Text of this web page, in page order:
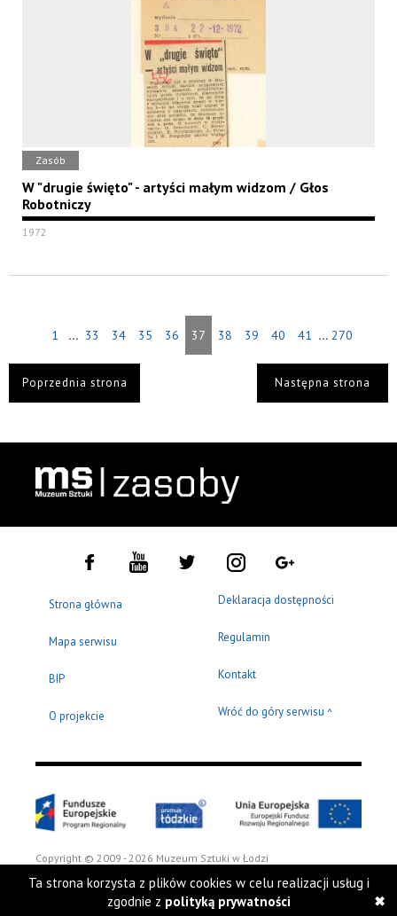
Zasób
W "drugie święto" - artyści małym widzom / Głos
Robotniczy
1972
1 ... 33 34 35 36 37 38 39 40 41 ... 270
Poprzednia strona Następna strona
Strona główna
Mapa serwisu
BIP
O projekcie
Deklaracja dostępności
Regulamin
Kontakt
Wróć do góry serwisu ^
Copyright © 2009 - 2026 Muzeum Sztuki w Łodzi
Ta strona korzysta z plików cookies w celu realizacji usług i
zgodnie z polityką prywatności